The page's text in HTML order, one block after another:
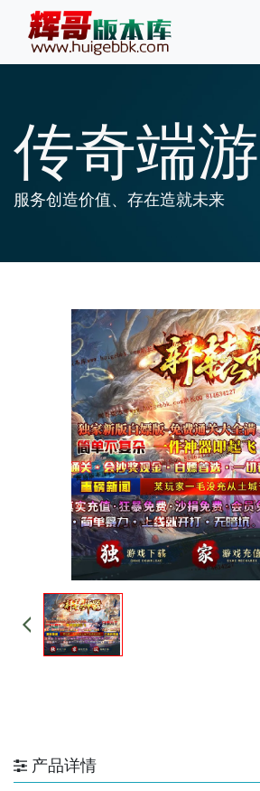
传奇端游
服务创造价值、存在造就未来
产品详情